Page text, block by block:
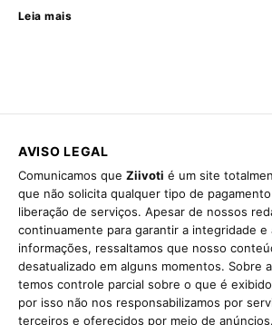
Leia mais
AVISO LEGAL
Comunicamos que Ziivoti é um site
que não solicita qualquer tipo de
liberação de serviços. Apesar de nossos
continuamente para garantir a integridade e
informações, ressaltamos que nosso
desatualizado em alguns momentos. Sobre
temos controle parcial sobre o que é
por isso não nos responsabilizamos por
terceiros e oferecidos por meio de anúncios.